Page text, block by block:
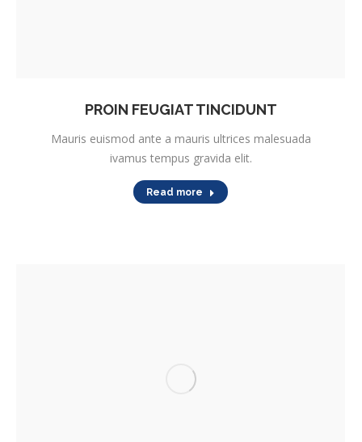
PROIN FEUGIAT TINCIDUNT
Mauris euismod ante a mauris ultrices malesuada
ivamus tempus gravida elit.
Read more